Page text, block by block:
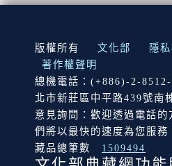
:::
版權所有 文化部
隱
著作權聲明
總機電話：(+886)-2-
北市新莊區中平路439號南
意見詢問：歡迎透過電話
們將以最快的速度為您服務
藏品總筆數
1509494